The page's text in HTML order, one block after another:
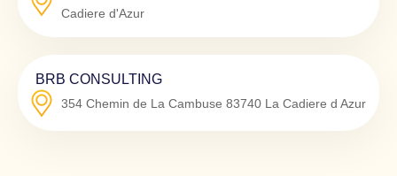
Cadiere d'Azur
BRB CONSULTING
354 Chemin de La Cambuse 83740 La Cadiere d Azur